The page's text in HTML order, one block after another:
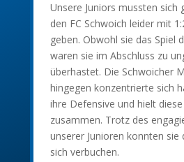
Unsere Juniors mussten sich
den FC Schwoich leider mit
geben. Obwohl sie das Spiel
waren sie im Abschluss zu
überhastet. Die Schwoicher
hingegen konzentrierte sich
ihre Defensive und hielt
zusammen. Trotz des
unserer Junioren konnten sie
sich verbuchen.